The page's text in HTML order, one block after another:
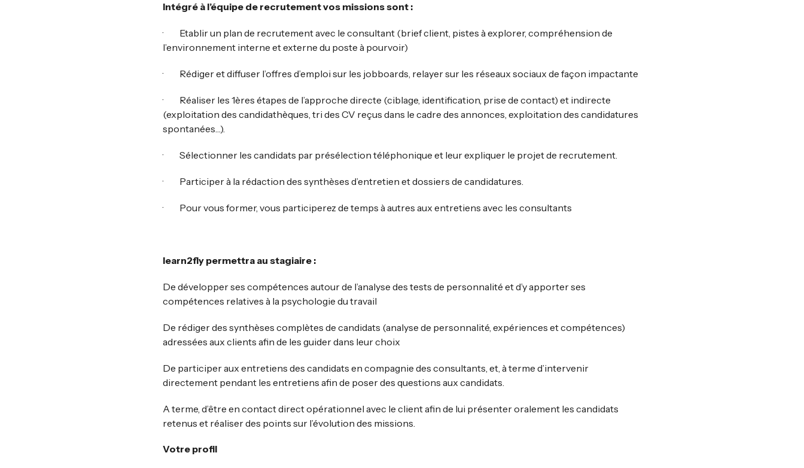
Intégré à l’équipe de recrutement vos missions sont :
· Etablir un plan de recrutement avec le consultant (brief client, pistes à explorer, compréhension de
l’environnement interne et externe du poste à pourvoir)
· Rédiger et diffuser l’offres d’emploi sur les jobboards, relayer sur les réseaux sociaux de façon impactante
· Réaliser les 1ères étapes de l’approche directe (ciblage, identification, prise de contact) et indirecte
(exploitation des candidathèques, tri des CV reçus dans le cadre des annonces, exploitation des candidatures
spontanées…).
· Sélectionner les candidats par présélection téléphonique et leur expliquer le projet de recrutement.
· Participer à la rédaction des synthèses d’entretien et dossiers de candidatures.
· Pour vous former, vous participerez de temps à autres aux entretiens avec les consultants
learn2fly permettra au stagiaire :
De développer ses compétences autour de l’analyse des tests de personnalité et d’y apporter ses
compétences relatives à la psychologie du travail
De rédiger des synthèses complètes de candidats (analyse de personnalité, expériences et compétences)
adressées aux clients afin de les guider dans leur choix
De participer aux entretiens des candidats en compagnie des consultants, et, à terme d’intervenir
directement pendant les entretiens afin de poser des questions aux candidats.
A terme, d’être en contact direct opérationnel avec le client afin de lui présenter oralement les candidats
retenus et réaliser des points sur l’évolution des missions.
Votre profil